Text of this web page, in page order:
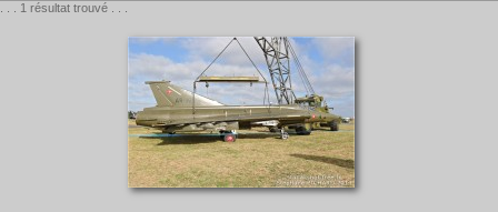
. . . 1 résultat trouvé . . .